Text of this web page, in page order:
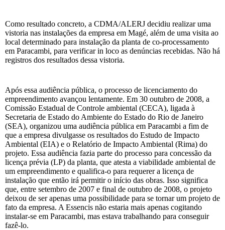
Como resultado concreto, a CDMA/ALERJ decidiu realizar uma
vistoria nas instalações da empresa em Magé, além de uma visita ao
local determinado para instalação da planta de co-processamento
em Paracambi, para verificar in loco as denúncias recebidas. Não há
registros dos resultados dessa vistoria.
Após essa audiência pública, o processo de licenciamento do
empreendimento avançou lentamente. Em 30 outubro de 2008, a
Comissão Estadual de Controle ambiental (CECA), ligada à
Secretaria de Estado do Ambiente do Estado do Rio de Janeiro
(SEA), organizou uma audiência pública em Paracambi a fim de
que a empresa divulgasse os resultados do Estudo de Impacto
Ambiental (EIA) e o Relatório de Impacto Ambiental (Rima) do
projeto. Essa audiência fazia parte do processo para concessão da
licença prévia (LP) da planta, que atesta a viabilidade ambiental de
um empreendimento e qualifica-o para requerer a licença de
instalação que então irá permitir o início das obras. Isso significa
que, entre setembro de 2007 e final de outubro de 2008, o projeto
deixou de ser apenas uma possibilidade para se tornar um projeto de
fato da empresa. A Essencis não estaria mais apenas cogitando
instalar-se em Paracambi, mas estava trabalhando para conseguir
fazê-lo.